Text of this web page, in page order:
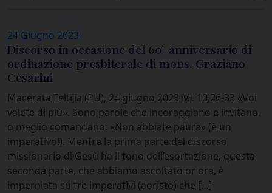
24 Giugno 2023
Discorso in occasione del 60° anniversario di
ordinazione presbiterale di mons. Graziano
Cesarini
Macerata Feltria (PU), 24 giugno 2023 Mt 10,26-33 «Voi
valete di più». Sono parole che incoraggiano e invitano,
o meglio comandano: «Non abbiate paura» (è un
imperativo!). Mentre la prima parte del discorso
missionario di Gesù ha il tono dell’esortazione, questa
seconda parte, che abbiamo ascoltato or ora, è
imperniata su tre imperativi (aoristo) che […]